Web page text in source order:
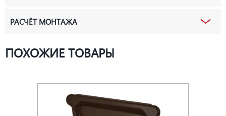
РАСЧЁТ МОНТАЖА
ПОХОЖИЕ ТОВАРЫ